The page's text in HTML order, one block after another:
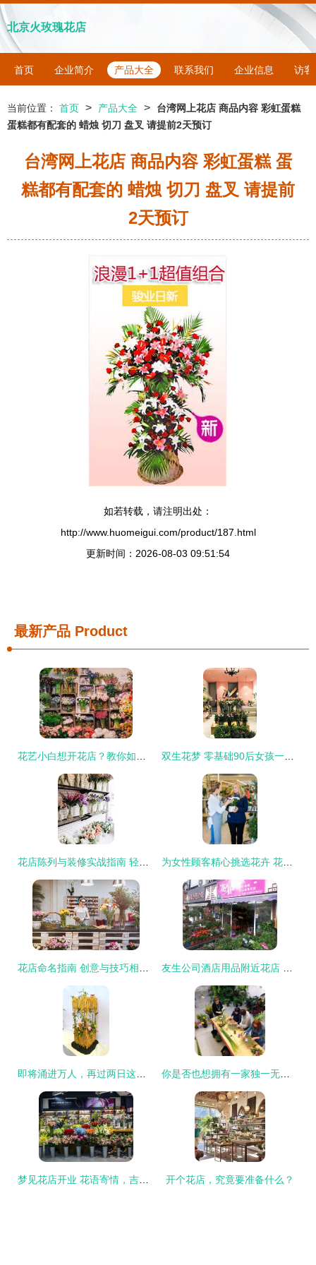
北京火玫瑰花店
首页 企业简介 产品大全 联系我们 企业信息 访客
当前位置： 首页 > 产品大全 >
台湾网上花店 商品内容 彩虹蛋糕
蛋糕都有配套的 蜡烛 切刀 盘叉 请提前2天预订
台湾网上花店 商品内容 彩虹蛋糕 蛋
糕都有配套的 蜡烛 切刀 盘叉 请提前
2天预订
如若转载，请注明出处：
http://www.huomeigui.com/product/187.html
更新时间：2026-08-03 09:51:54
最新产品 Product
开个花店，究竟要准备什么？